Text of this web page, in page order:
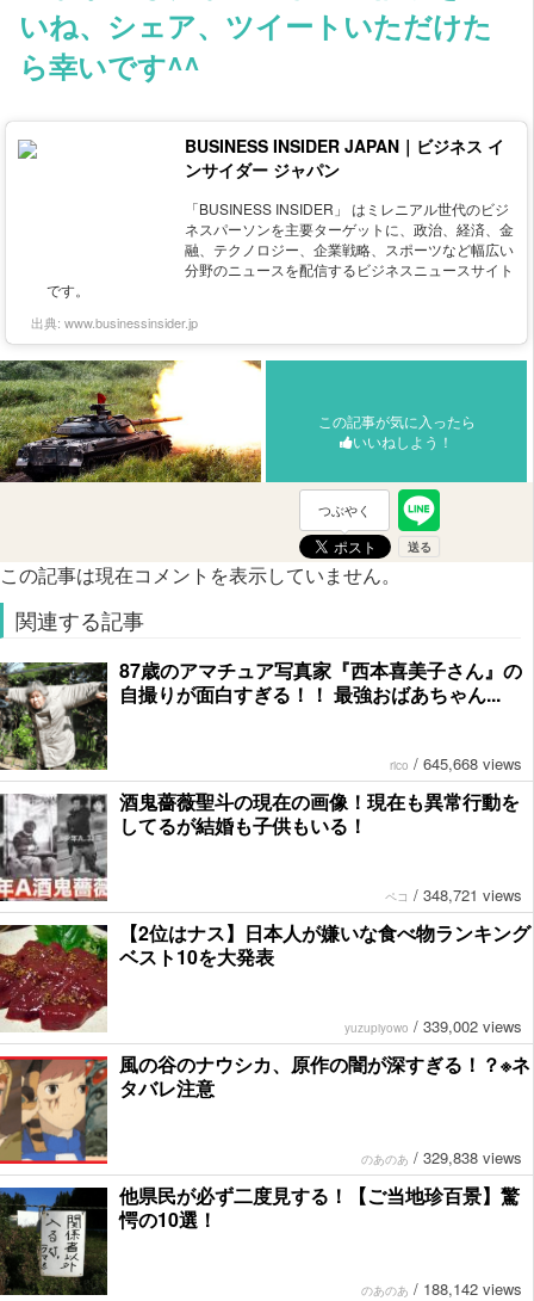
いね、シェア、ツイートいただけた
ら幸いです^^
BUSINESS INSIDER JAPAN｜ビジネス イ
ンサイダー ジャパン
「BUSINESS INSIDER」 はミレニアル世代のビジ
ネスパーソンを主要ターゲットに、政治、経済、金
融、テクノロジー、企業戦略、スポーツなど幅広い
分野のニュースを配信するビジネスニュースサイト
です。
出典: www.businessinsider.jp
この記事が気に入ったら
いいねしよう！
つぶやく
この記事は現在コメントを表示していません。
関連する記事
87歳のアマチュア写真家『西本喜美子さん』の
自撮りが面白すぎる！！ 最強おばあちゃん...
rico / 645,668 views
酒鬼薔薇聖斗の現在の画像！現在も異常行動を
してるが結婚も子供もいる！
ペコ / 348,721 views
【2位はナス】日本人が嫌いな食べ物ランキング
ベスト10を大発表
yuzupiyowo / 339,002 views
風の谷のナウシカ、原作の闇が深すぎる！？※ネ
タバレ注意
のあのあ / 329,838 views
他県民が必ず二度見する！【ご当地珍百景】驚
愕の10選！
のあのあ / 188,142 views